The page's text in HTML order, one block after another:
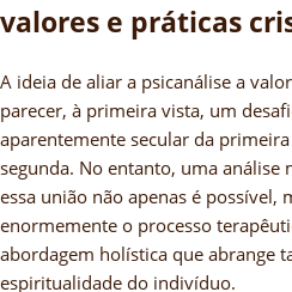
valores e práticas
A ideia de aliar a psicanálise a
parecer, à primeira vista, um
aparentemente secular da
segunda. No entanto, uma análise
essa união não apenas é possível,
enormemente o processo
abordagem holística que abrange
espiritualidade do indivíduo.